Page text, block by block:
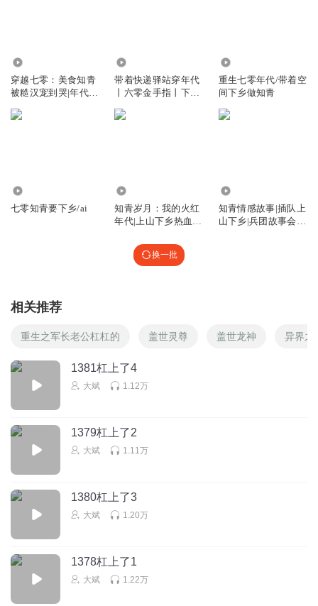
穿越七零：美食知青
被糙汉宠到哭|年代
带着快递驿站穿年代
丨六零金手指丨下乡
重生七零年代/带着空
间下乡做知青
七零知青要下乡/ai
知青岁月：我的火红
年代|上山下乡热血青
知青情感故事|插队上
山下乡|兵团故事会|
换一批
相关推荐
重生之军长老公杠杠的 盖世灵尊 盖世龙神 异界之
1381杠上了4
大斌 1.12万
1379杠上了2
大斌 1.11万
1380杠上了3
大斌 1.20万
1378杠上了1
大斌 1.22万